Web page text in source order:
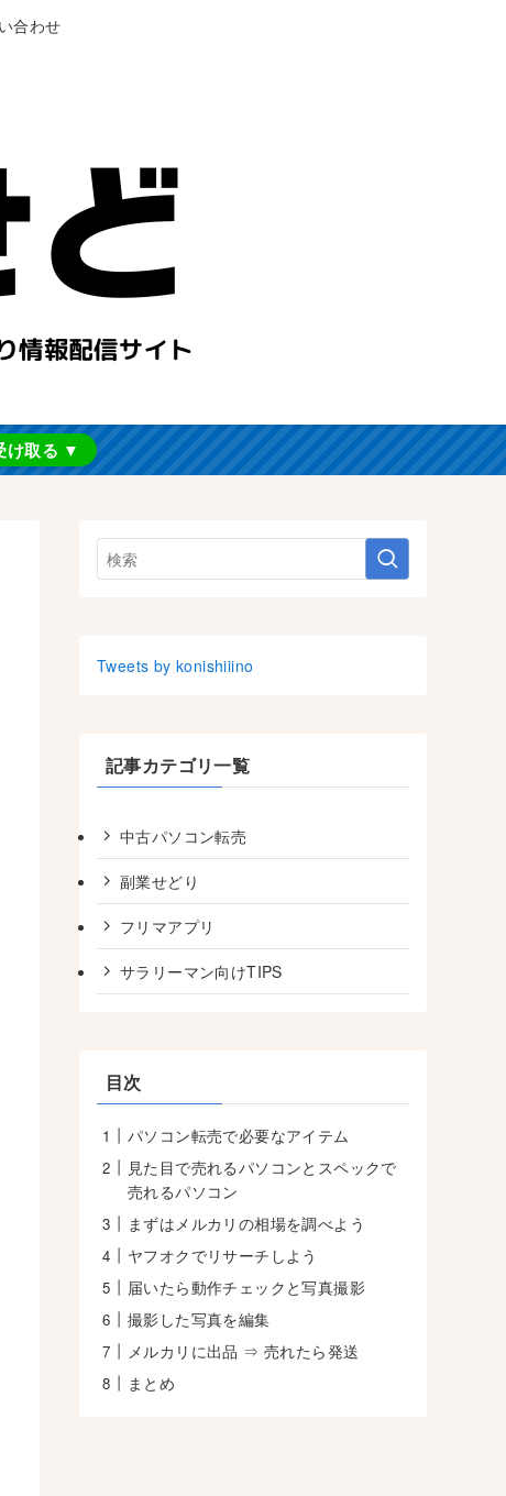
合わせ
け取る ▼
Tweets by konishiiino
記事カテゴリ一覧
中古パソコン転売
副業せどり
フリマアプリ
サラリーマン向けTIPS
目次
パソコン転売で必要なアイテム
見た目で売れるパソコンとスペックで
売れるパソコン
まずはメルカリの相場を調べよう
ヤフオクでリサーチしよう
届いたら動作チェックと写真撮影
撮影した写真を編集
メルカリに出品 ⇒ 売れたら発送
まとめ